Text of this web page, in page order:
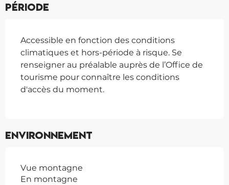
Période
Accessible en fonction des conditions
climatiques et hors-période à risque. Se
renseigner au préalable auprès de l’Office de
tourisme pour connaître les conditions
d'accès du moment.
Environnement
Vue montagne
En montagne